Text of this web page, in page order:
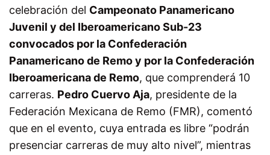
celebración del Campeonato Panamericano
Juvenil y del Iberoamericano Sub-23
convocados por la Confederación
Panamericano de Remo y por la Confederación
Iberoamericana de Remo, que comprenderá 10
carreras. Pedro Cuervo Aja, presidente de la
Federación Mexicana de Remo (FMR), comentó
que en el evento, cuya entrada es libre “podrán
presenciar carreras de muy alto nivel”, mientras